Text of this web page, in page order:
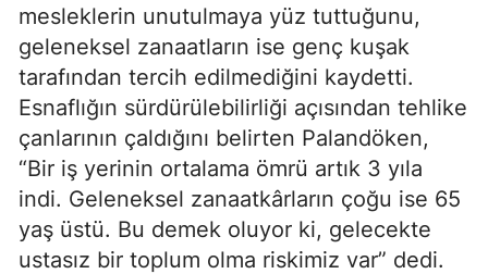
mesleklerin unutulmaya yüz tuttuğunu,
geleneksel zanaatların ise genç kuşak
tarafından tercih edilmediğini kaydetti.
Esnaflığın sürdürülebilirliği açısından tehlike
çanlarının çaldığını belirten Palandöken,
“Bir iş yerinin ortalama ömrü artık 3 yıla
indi. Geleneksel zanaatkârların çoğu ise 65
yaş üstü. Bu demek oluyor ki, gelecekte
ustasız bir toplum olma riskimiz var” dedi.